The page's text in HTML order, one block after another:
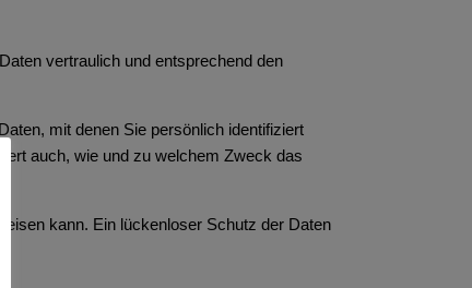
vertraulich und entsprechend den
mit denen Sie persönlich identifiziert
auch, wie und zu welchem Zweck das
kann. Ein lückenloser Schutz der Daten